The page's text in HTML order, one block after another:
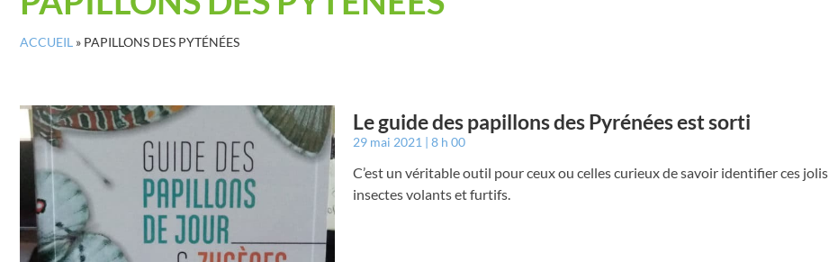
ACCUEIL » PAPILLONS DES PYTÉNÉES
Le guide des papillons des Pyrénées est sorti
29 mai 2021 8 h 00
C’est un véritable outil pour ceux ou celles curieux de savoir identifier ces jolis
insectes volants et furtifs.